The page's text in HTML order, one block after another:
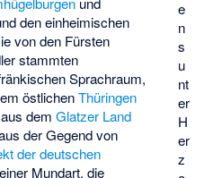
e
n
s
u
nt
er
H
er
z
den einheimischen
von den Fürsten
stammten
Sprachraum,
östlichenThüringen
demGlatzer Land
der Gegend von
der deutschen
Mundart, die